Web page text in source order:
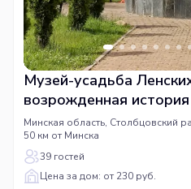
Музей-усадьба
возрожденная история
Минская область, Столбцовский
50 км от Минска
39 гостей
Цена за дом: от 230 руб.